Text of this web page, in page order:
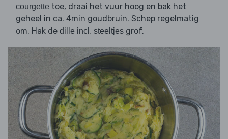
courgette toe, draai het vuur hoog en bak het
geheel in ca. 4min goudbruin. Schep regelmatig
om. Hak de dille incl. steeltjes grof.